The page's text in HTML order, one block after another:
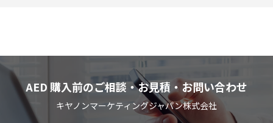
AED 購入前のご相談・お見積・お問い合わせ
キヤノンマーケティングジャパン株式会社